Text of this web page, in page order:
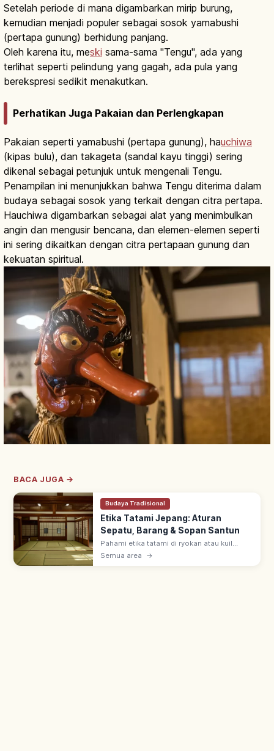
Setelah periode di mana digambarkan mirip burung,
kemudian menjadi populer sebagai sosok yamabushi
(pertapa gunung) berhidung panjang.
Oleh karena itu, meski sama-sama "Tengu", ada yang
terlihat seperti pelindung yang gagah, ada pula yang
berekspresi sedikit menakutkan.
Perhatikan Juga Pakaian dan Perlengkapan
Pakaian seperti yamabushi (pertapa gunung), hauchiwa
(kipas bulu), dan takageta (sandal kayu tinggi) sering
dikenal sebagai petunjuk untuk mengenali Tengu.
Penampilan ini menunjukkan bahwa Tengu diterima dalam
budaya sebagai sosok yang terkait dengan citra pertapa.
Hauchiwa digambarkan sebagai alat yang menimbulkan
angin dan mengusir bencana, dan elemen-elemen seperti
ini sering dikaitkan dengan citra pertapaan gunung dan
kekuatan spiritual.
BACA JUGA →
Budaya Tradisional
Etika Tatami Jepang: Aturan
Sepatu, Barang & Sopan Santun
Pahami etika tatami di ryokan atau kuil
Jepang, mulai dari aturan alas kaki, cara
Semua area →